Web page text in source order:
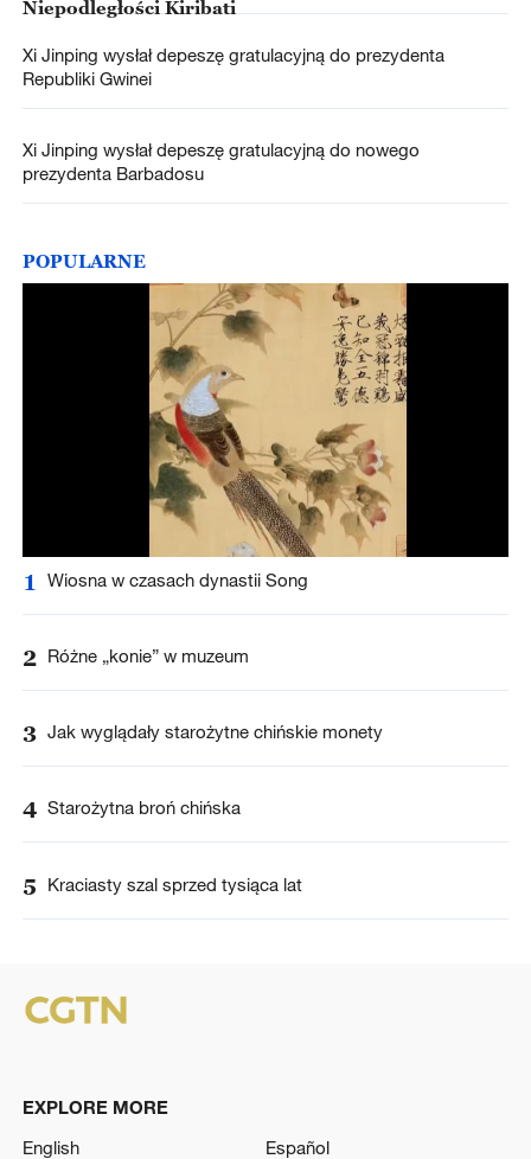
Niepodległości Kiribati
Xi Jinping wysłał depeszę gratulacyjną do prezydenta
Republiki Gwinei
Xi Jinping wysłał depeszę gratulacyjną do nowego
prezydenta Barbadosu
POPULARNE
1 Wiosna w czasach dynastii Song
2 Różne „konie” w muzeum
3 Jak wyglądały starożytne chińskie monety
4 Starożytna broń chińska
5 Kraciasty szal sprzed tysiąca lat
EXPLORE MORE
English
Español